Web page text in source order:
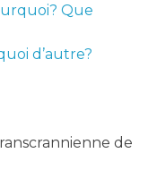
Que
d’autre?
de